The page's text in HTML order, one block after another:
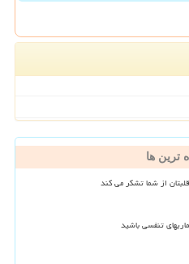
ترین ها
از شما تشکر می کند
تنفسی باشید